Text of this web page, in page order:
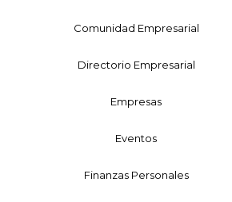
Comunidad Empresarial
Directorio Empresarial
Empresas
Eventos
Finanzas Personales